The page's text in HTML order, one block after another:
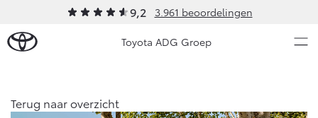
9,2 3.961 beoordelingen
Toyota ADG Groep
Terug naar overzicht